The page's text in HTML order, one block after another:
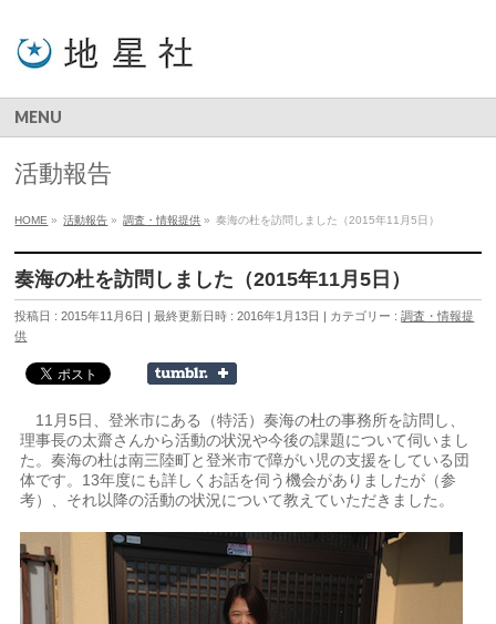
MENU
活動報告
HOME » 活動報告 » 調査・情報提供 » 奏海の杜を訪問しました（2015年11月5日）
奏海の杜を訪問しました（2015年11月5日）
投稿日 : 2015年11月6日 最終更新日時 : 2016年1月13日 カテゴリー :調査・情報提
供
11月5日、登米市にある（特活）奏海の杜の事務所を訪問し、
理事長の太齋さんから活動の状況や今後の課題について伺いまし
た。奏海の杜は南三陸町と登米市で障がい児の支援をしている団
体です。13年度にも詳しくお話を伺う機会がありましたが（参
考）、それ以降の活動の状況について教えていただきました。